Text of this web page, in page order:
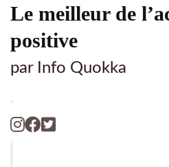
Le meilleur de
positive
par Info Quokka